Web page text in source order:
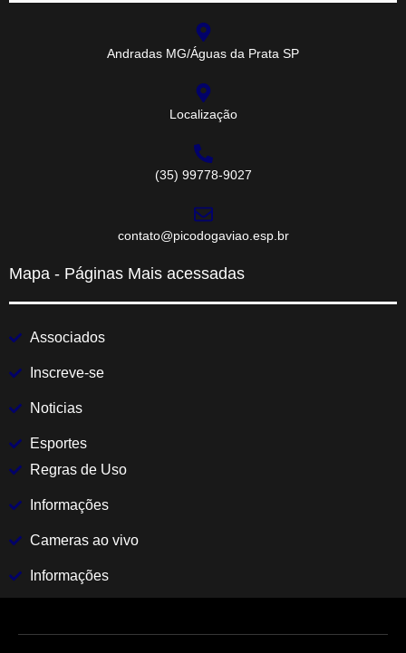
Andradas MG/Águas da Prata SP
Localização
(35) 99778-9027
contato@picodogaviao.esp.br
Mapa - Páginas Mais acessadas
Associados
Inscreve-se
Noticias
Esportes
Regras de Uso
Informações
Cameras ao vivo
Informações